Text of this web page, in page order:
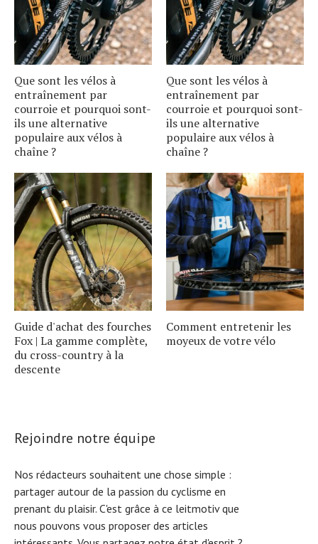
Que sont les vélos à
entraînement par
courroie et pourquoi sont-
ils une alternative
populaire aux vélos à
chaîne ?
Que sont les vélos à
entraînement par
courroie et pourquoi sont-
ils une alternative
populaire aux vélos à
chaîne ?
Guide d'achat des fourches
Fox | La gamme complète,
du cross-country à la
descente
Comment entretenir les
moyeux de votre vélo
Rejoindre notre équipe
Nos rédacteurs souhaitent une chose simple :
partager autour de la passion du cyclisme en
prenant du plaisir. C'est grâce à ce leitmotiv que
nous pouvons vous proposer des articles